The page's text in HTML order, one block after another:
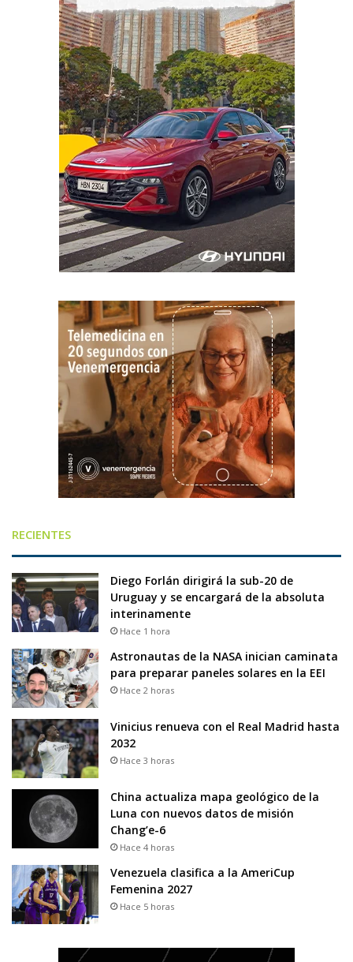
RECIENTES
Diego Forlán dirigirá la sub-20 de
Uruguay y se encargará de la absoluta
interinamente
Hace 1 hora
Astronautas de la NASA inician caminata
para preparar paneles solares en la EEI
Hace 2 horas
Vinicius renueva con el Real Madrid hasta
2032
Hace 3 horas
China actualiza mapa geológico de la
Luna con nuevos datos de misión
Chang’e-6
Hace 4 horas
Venezuela clasifica a la AmeriCup
Femenina 2027
Hace 5 horas